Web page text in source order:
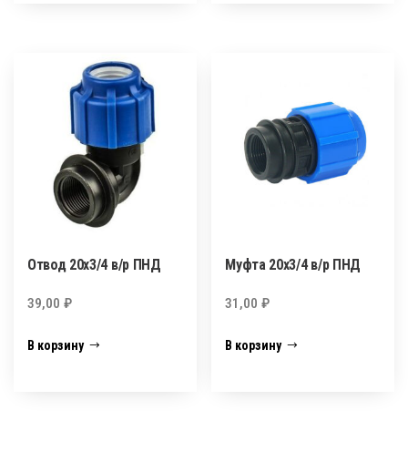
Отвод 20х3/4 в/р ПНД
39,00 ₽
В корзину
Муфта 20х3/4 в/р ПНД
31,00₽
В корзину